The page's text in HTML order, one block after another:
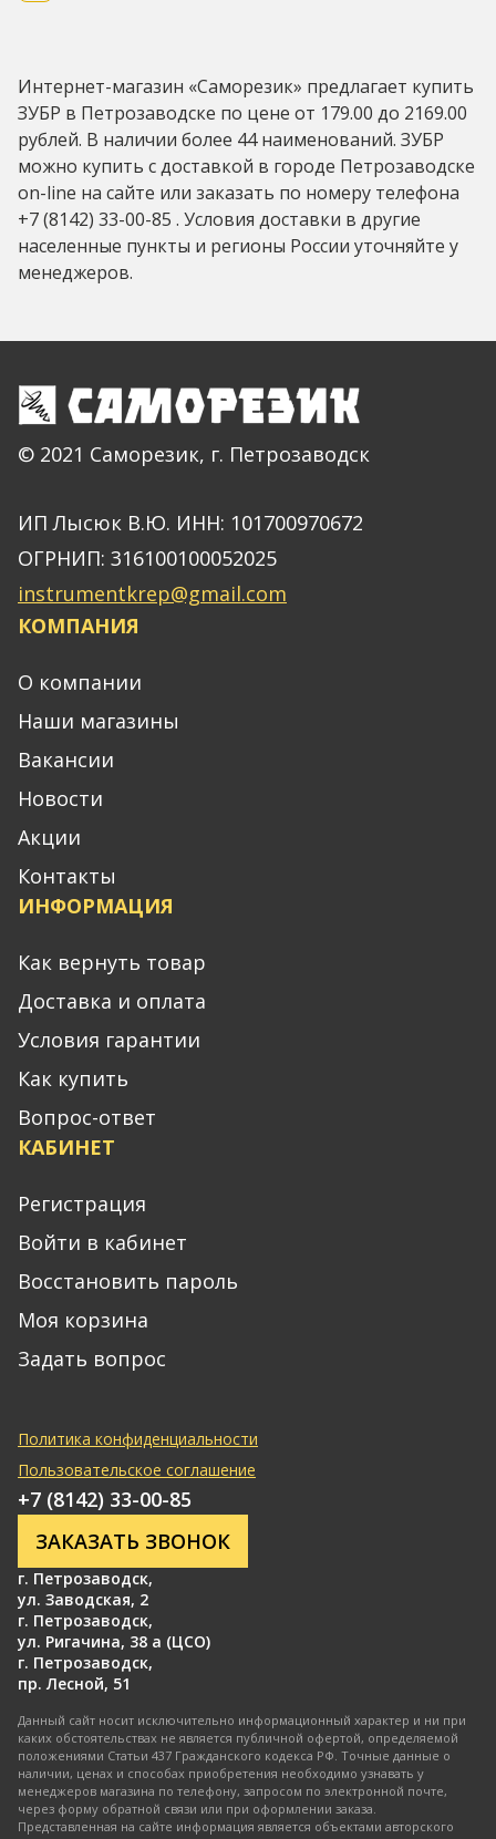
Интернет-магазин «Саморезик» предлагает купить
ЗУБР в Петрозаводске по цене от 179.00 до 2169.00
рублей. В наличии более 44 наименований. ЗУБР
можно купить с доставкой в городе Петрозаводске
on-line на сайте или заказать по номеру телефона
+7 (8142) 33-00-85 . Условия доставки в другие
населенные пункты и регионы России уточняйте у
менеджеров.
© 2021 Саморезик, г. Петрозаводск
ИП Лысюк В.Ю. ИНН: 101700970672
ОГРНИП: 316100100052025
instrumentkrep@gmail.com
КОМПАНИЯ
О компании
Наши магазины
Вакансии
Новости
Акции
Контакты
ИНФОРМАЦИЯ
Как вернуть товар
Доставка и оплата
Условия гарантии
Как купить
Вопрос-ответ
КАБИНЕТ
Регистрация
Войти в кабинет
Восстановить пароль
Моя корзина
Задать вопрос
Политика конфиденциальности
Пользовательское соглашение
г. Петрозаводск,
ул. Заводская, 2
г. Петрозаводск,
ул. Ригачина, 38 а (ЦСО)
г. Петрозаводск,
пр. Лесной, 51
+7 (8142) 33-00-85
ЗАКАЗАТЬ ЗВОНОК
Данный сайт носит исключительно информационный характер и ни при
каких обстоятельствах не является публичной офертой, определяемой
положениями Статьи 437 Гражданского кодекса РФ. Точные данные о
наличии, ценах и способах приобретения необходимо узнавать у
менеджеров магазина по телефону, запросом по электронной почте,
через форму обратной связи или при оформлении заказа.
Представленная на сайте информация является объектами авторского